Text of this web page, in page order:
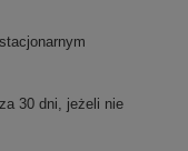
30 dni, jeżeli nie